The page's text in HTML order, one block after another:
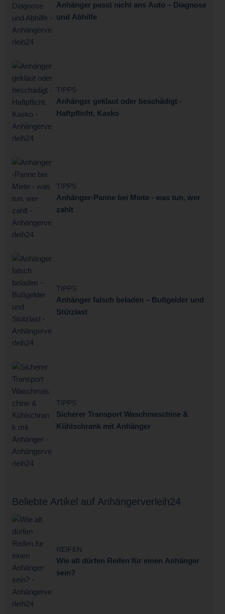
Anhänger passt nicht ans Auto – Diagnose
und Abhilfe
TIPPS
Anhänger geklaut oder beschädigt -
Haftpflicht, Kasko
TIPPS
Anhänger-Panne bei Miete - was tun, wer
zahlt
TIPPS
Anhänger falsch beladen – Bußgelder und
Stützlast
TIPPS
Sicherer Transport Waschmaschine &
Kühlschrank mit Anhänger
Beliebte Artikel auf Anhängerverleih24
REIFEN
Wie alt dürfen Reifen für einen Anhänger
sein?